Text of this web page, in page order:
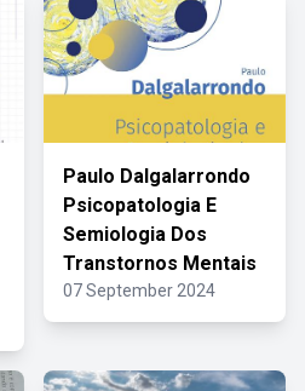
Paulo Dalgalarrondo
Psicopatologia E
Semiologia Dos
Transtornos Mentais
07 September 2024